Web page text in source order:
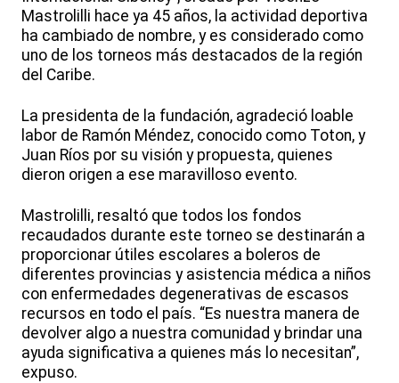
Mastrolilli hace ya 45 años, la actividad deportiva
ha cambiado de nombre, y es considerado como
uno de los torneos más destacados de la región
del Caribe.
La presidenta de la fundación, agradeció loable
labor de Ramón Méndez, conocido como Toton, y
Juan Ríos por su visión y propuesta, quienes
dieron origen a ese maravilloso evento.
Mastrolilli, resaltó que todos los fondos
recaudados durante este torneo se destinarán a
proporcionar útiles escolares a boleros de
diferentes provincias y asistencia médica a niños
con enfermedades degenerativas de escasos
recursos en todo el país. “Es nuestra manera de
devolver algo a nuestra comunidad y brindar una
ayuda significativa a quienes más lo necesitan”,
expuso.